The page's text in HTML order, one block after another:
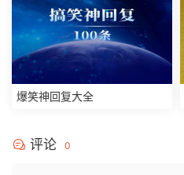
爆笑神回复大全
评论 0